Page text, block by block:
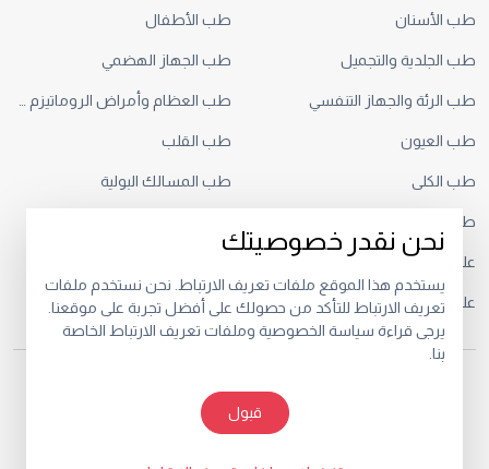
طب الأسنان طب الأطفال
طب الجلدية والتجميل طب الجهاز الهضمي
طب الرئة والجهاز التنفسي طب العظام وأمراض الروماتيزم والطب الرياضي
طب العيون طب القلب
طب الكلى طب المسالك البولية
طب النساء والتوليد
علم الأعصاب
علم التغذية علم الغدد الصماء
© 2026.
خصوصية
البنود و الظروف
نحن نقدر خصوصيتك
يستخدم هذا الموقع ملفات تعريف الارتباط. نحن نستخدم ملفات
تعريف الارتباط للتأكد من حصولك على أفضل تجربة على موقعنا.
يرجى قراءة سياسة الخصوصية وملفات تعريف الارتباط الخاصة
بنا.
قبول